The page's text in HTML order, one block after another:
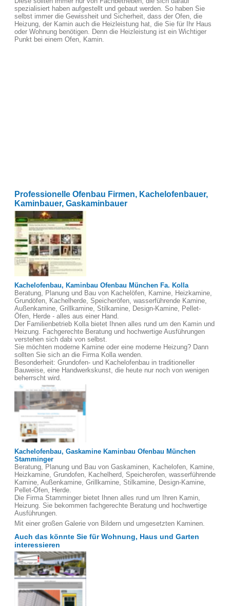
spezialisiert haben aufgestellt und gebaut werden. So haben Sie
selbst immer die Gewissheit und Sicherheit, dass der Ofen, die
Heizung, der Kamin auch die Heizleistung hat, die Sie für Ihr Haus
oder Wohnung benötigen. Denn die Heizleistung ist ein Wichtiger
Punkt bei einem Ofen, Kamin.
Professionelle Ofenbau Firmen, Kachelofenbauer,
Kaminbauer, Gaskaminbauer
Kachelofenbau, Kaminbau Ofenbau München Fa. Kolla
Beratung, Planung und Bau von Kachelöfen, Kamine, Heizkamine,
Grundöfen, Kachelherde, Speicheröfen, wasserführende Kamine,
Außenkamine, Grillkamine, Stilkamine, Design-Kamine, Pellet-
Öfen, Herde - alles aus einer Hand.
Der Familienbetrieb Kolla bietet Ihnen alles rund um den Kamin und
Heizung. Fachgerechte Beratung und hochwertige Ausführungen
verstehen sich dabi von selbst.
Sie möchten moderne Kamine oder eine moderne Heizung? Dann
sollten Sie sich an die Firma Kolla wenden.
Besonderheit: Grundofen- und Kachelofenbau in traditioneller
Bauweise, eine Handwerkskunst, die heute nur noch von wenigen
beherrscht wird.
Kachelofenbau, Gaskamine Kaminbau Ofenbau München
Stamminger
Beratung, Planung und Bau von Gaskaminen, Kachelofen, Kamine,
Heizkamine, Grundofen, Kachelherd, Speicherofen, wasserführende
Kamine, Außenkamine, Grillkamine, Stilkamine, Design-Kamine,
Pellet-Öfen, Herde.
Die Firma Stamminger bietet Ihnen alles rund um Ihren Kamin,
Heizung. Sie bekommen fachgerechte Beratung und hochwertige
Ausführungen.
Mit einer großen Galerie von Bildern und umgesetzten Kaminen.
Auch das könnte Sie für Wohnung, Haus und Garten
interessieren